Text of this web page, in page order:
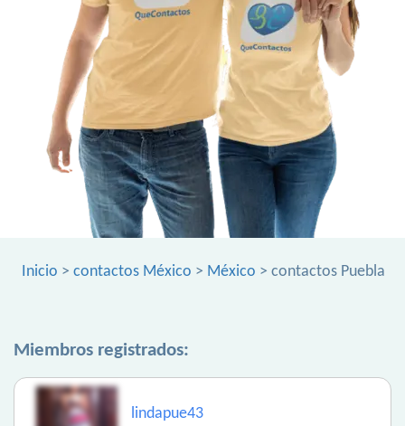
Inicio > contactos México > México > contactos Puebla
Miembros registrados:
lindapue43